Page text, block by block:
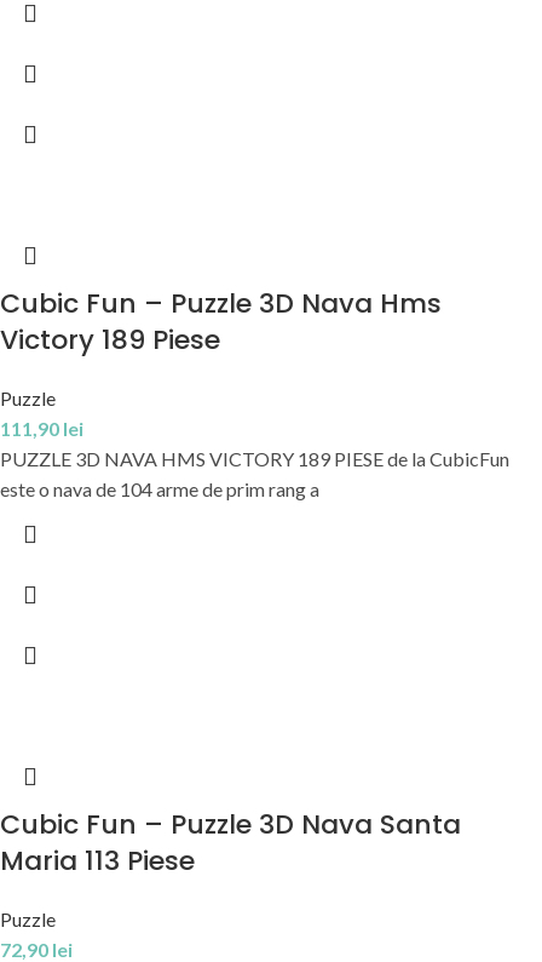
Cubic Fun – Puzzle 3D Nava Hms
Victory 189 Piese
Puzzle
111,90 lei
PUZZLE 3D NAVA HMS VICTORY 189 PIESE de la CubicFun
este o nava de 104 arme de prim rang a
Cubic Fun – Puzzle 3D Nava Santa
Maria 113 Piese
Puzzle
72,90 lei